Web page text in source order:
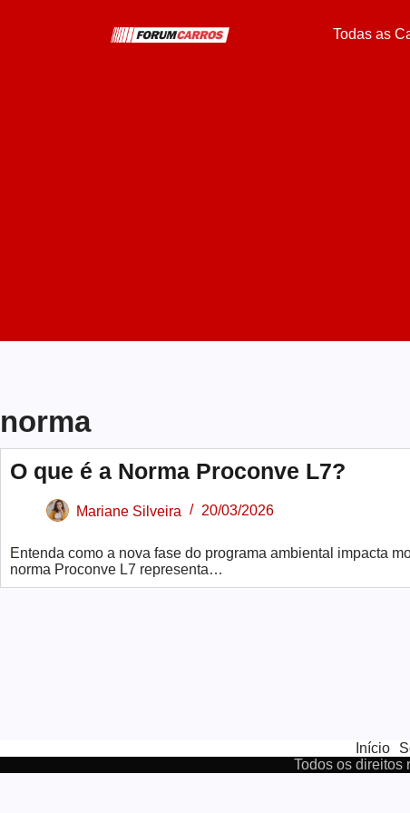
Todas as
norma
O que é a Norma Proconve L7?
Mariane Silveira 20/03/2026
Entenda como a nova fase do programa ambiental impacta
norma Proconve L7 representa…
Início
Todos os direitos